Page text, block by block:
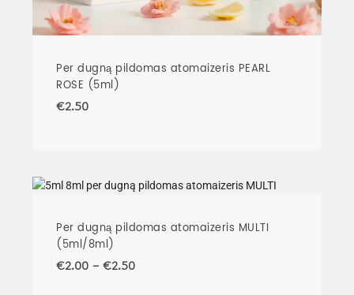
Per dugną pildomas atomaizeris PEARL
ROSE (5ml)
€2.50
Per dugną pildomas atomaizeris MULTI
(5ml/8ml)
€2.00 – €2.50